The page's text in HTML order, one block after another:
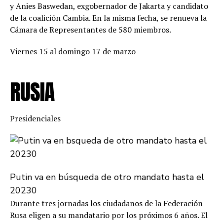
y Anies Baswedan, exgobernador de Jakarta y candidato
de la coalición Cambia. En la misma fecha, se renueva la
Cámara de Representantes de 580 miembros.
Viernes 15 al domingo 17 de marzo
RUSIA
Presidenciales
Putin va en búsqueda de otro mandato hasta el
20230
Durante tres jornadas los ciudadanos de la Federación
Rusa eligen a su mandatario por los próximos 6 años. El